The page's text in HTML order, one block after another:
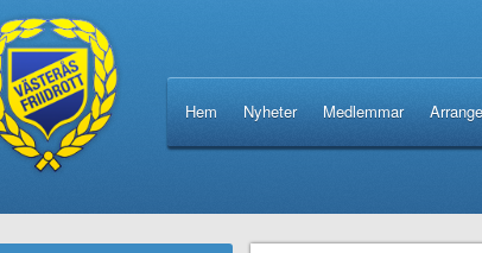
Hem Nyheter Medlemmar